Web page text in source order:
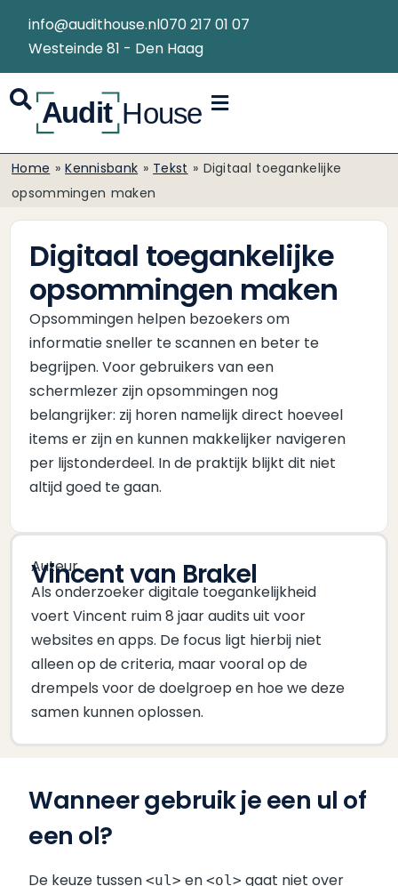
info@audithouse.nl070 217 01 07
Westeinde 81 - Den Haag
Home »Kennisbank » Tekst » Digitaal toegankelijke
opsommingen maken
Digitaal toegankelijke
opsommingen maken
Opsommingen helpen bezoekers om
informatie sneller te scannen en beter te
begrijpen. Voor gebruikers van een
schermlezer zijn opsommingen nog
belangrijker: zij horen namelijk direct hoeveel
items er zijn en kunnen makkelijker navigeren
per lijstonderdeel. In de praktijk blijkt dit niet
altijd goed te gaan.
Auteur
Vincent van Brakel
Als onderzoeker digitale toegankelijkheid
voert Vincent ruim 8 jaar audits uit voor
websites en apps. De focus ligt hierbij niet
alleen op de criteria, maar vooral op de
drempels voor de doelgroep en hoe we deze
samen kunnen oplossen.
Wanneer gebruik je een ul of
een ol?
De keuze tussen<ul> en<ol> gaat niet over